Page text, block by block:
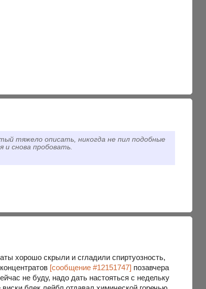
тяжело описать, никогда не пил подобные
и снова пробовать.
хорошо скрыли и сгладили спиртуозность,
[сообщение #12151747] позавчера
не буду, надо дать настояться с недельку